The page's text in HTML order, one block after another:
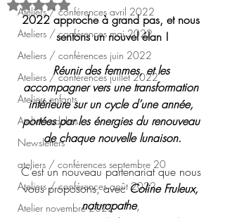
Ateliers / conférences avril 2022
Ateliers / conférences mai 2022
Ateliers / conférences juin 2022
Ateliers / conférences juillet 2022
Ateliers enfants
Ateliers adultes
Newsletters
ateliers / conférences septembre 20
Ateliers / conférences août 2022
Atelier novembre 2022
Noté NaN étoiles sur 5.
2022 approche à grand pas, et nous
sentons un nouvel élan !
Réunir des femmes, et les
accompagner vers une transformation
intérieure sur un cycle d’une année,
portées par les énergies du renouveau
de chaque nouvelle lunaison.
C’est un nouveau partenariat que nous
vous proposons, avec Coline Fruleux,
naturopathe,